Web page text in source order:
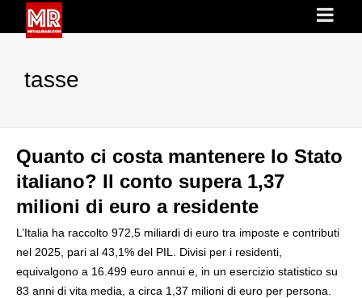
tasse
Quanto ci costa mantenere lo Stato
italiano? Il conto supera 1,37
milioni di euro a residente
L’Italia ha raccolto 972,5 miliardi di euro tra imposte e contributi
nel 2025, pari al 43,1% del PIL. Divisi per i residenti,
equivalgono a 16.499 euro annui e, in un esercizio statistico su
83 anni di vita media, a circa 1,37 milioni di euro per persona.